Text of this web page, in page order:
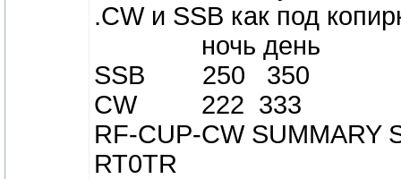
.CW и SSB как под
ночь день
SSB 250 350
CW 222 333
RF-CUP-CW SUMMARY
RT0TR